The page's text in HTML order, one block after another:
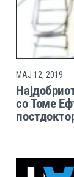
МАЈ 12, 2019
со Томе